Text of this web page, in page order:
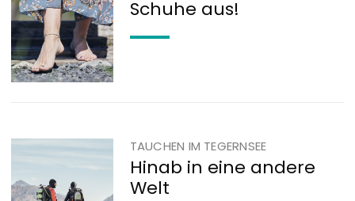
Schuhe aus!
TAUCHEN IM TEGERNSEE
Hinab in eine andere
Welt